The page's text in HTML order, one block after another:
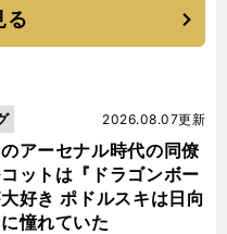
る
アーセナル時代の同僚
ットは『ドラゴンボー
好き ポドルスキは日向
憧れていた
2026.08.07更新